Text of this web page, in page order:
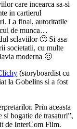
care incearca sa-si
in cartierul
La final, autoritatile
de munca…
sclaviilor 🙂 Si asa
societatii, cu multe
moderna 🙂
(storyboardist cu
la Gobelins si a fost
Prin aceasta
bogatie de trasaturi”,
de InterCom Film.